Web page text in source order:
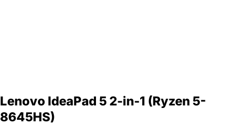
Lenovo IdeaPad 5 2-in-1 (Ryzen 5-
8645HS)